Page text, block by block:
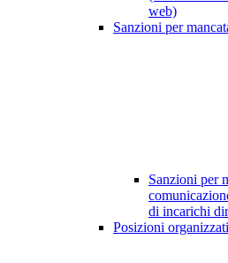
web)
Sanzioni per
Sanzioni per
di incarichi
Posizioni